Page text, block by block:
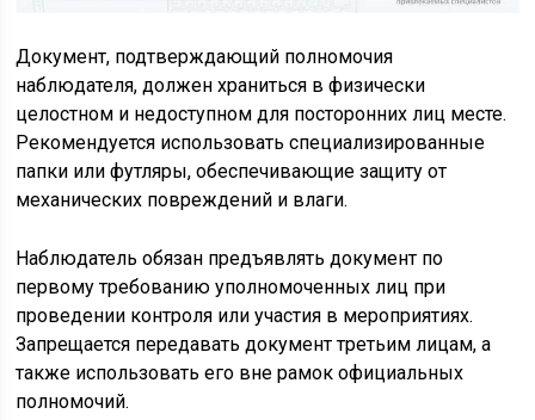
Документ, подтверждающий полномочия
наблюдателя, должен храниться в физически
целостном и недоступном для посторонних лиц месте.
Рекомендуется использовать специализированные
папки или футляры, обеспечивающие защиту от
механических повреждений и влаги.
Наблюдатель обязан предъявлять документ по
первому требованию уполномоченных лиц при
проведении контроля или участия в мероприятиях.
Запрещается передавать документ третьим лицам, а
также использовать его вне рамок официальных
полномочий.